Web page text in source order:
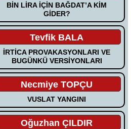
BİN LİRA İÇİN BAĞDAT’A KİM
GİDER?
Tevfik BALA
İRTİCA PROVAKASYONLARI VE
BUGÜNKÜ VERSİYONLARI
Necmiye TOPÇU
VUSLAT YANGINI
Oğuzhan ÇILDIR